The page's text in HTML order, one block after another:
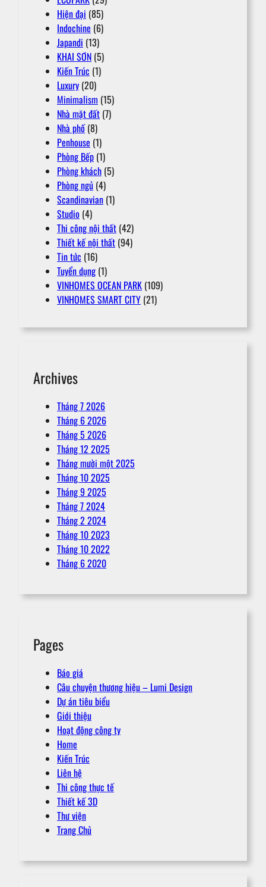
Hiện đại (85)
Indochine (6)
Japandi (13)
KHAI SƠN (5)
Kiến Trúc (1)
Luxury (20)
Minimalism (15)
Nhà mặt đất (7)
Nhà phố(8)
Penhouse (1)
Phòng Bếp (1)
Phòng khách (5)
Phòng ngủ (4)
Scandinavian (1)
Studio (4)
Thi công nội thất (42)
Thiết kế nội thất (94)
Tin tức (16)
Tuyển dụng (1)
VINHOMES OCEAN PARK (109)
VINHOMES SMART CITY (21)
Archives
Tháng 7 2026
Tháng 6 2026
Tháng 5 2026
Tháng 12 2025
Tháng mười một 2025
Tháng 10 2025
Tháng 9 2025
Tháng 7 2024
Tháng 2 2024
Tháng 10 2023
Tháng 10 2022
Tháng 6 2020
Pages
Báo giá
Câu chuyện thương hiệu – Lumi Design
Dự án tiêu biểu
Giới thiệu
Hoạt động công ty
Home
Kiến Trúc
Liên hệ
Thi công thực tế
Thiết kế 3D
Thư viện
Trang Chủ